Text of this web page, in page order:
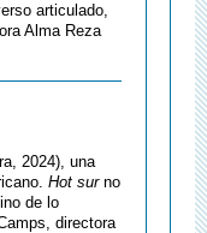
articulado,
Alma Reza
2024), una
Hot surno
de lo
directora